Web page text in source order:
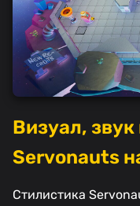
Визуал,
Servonauts
Стилистика